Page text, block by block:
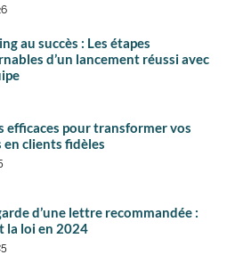
au succès : Les étapes
d’un lancement réussi avec
efficaces pour transformer vos
en clients fidèles
d’une lettre recommandée :
la loi en 2024